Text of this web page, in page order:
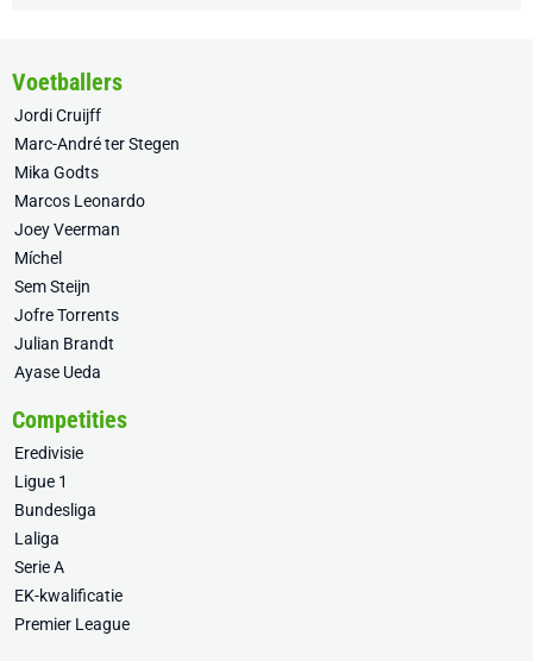
Voetballers
Jordi Cruijff
Marc-André ter Stegen
Mika Godts
Marcos Leonardo
Joey Veerman
Míchel
Sem Steijn
Jofre Torrents
Julian Brandt
Ayase Ueda
Competities
Eredivisie
Ligue 1
Bundesliga
Laliga
Serie A
EK-kwalificatie
Premier League